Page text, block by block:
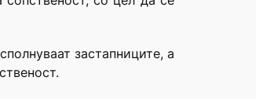
застапниците, а